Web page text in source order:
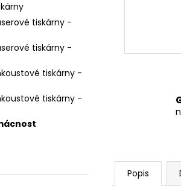
tiskárny -
tiskárny -
tiskárny -
tiskárny -
Popis